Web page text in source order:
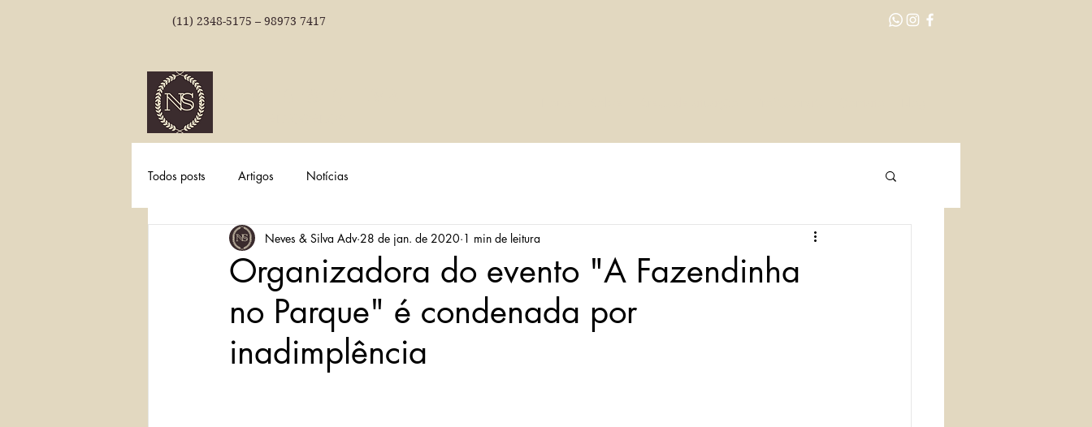
(11) 2348-5175 – 98973 7417
Todos posts Artigos Notícias
Organizadora do evento "A Fazendinha
no Parque" é condenada por
inadimplência
Neves & Silva Adv 28 de jan. de 2020 1 min de leitura